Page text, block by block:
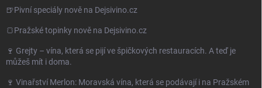
🍺Pivní speciály nově na Dejsivino.cz
🍞Pražské topinky nově na Dejsivino.cz
🍷 Grejty – vína, která se pijí ve špičkových restauracích. A teď je
můžeš mít i doma.
🍷 Vinařství Merlon: Moravská vína, která se podávají i na Pražském